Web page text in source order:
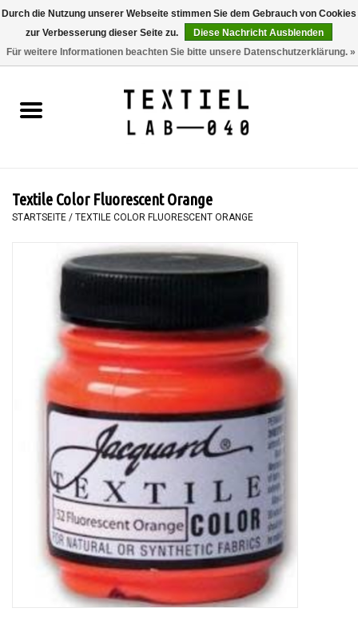
0 Artikel - €0,00
BÜCHER
MALEN
WORKSHOPS
SPECIALS
WERKZEUGE
Textile Color Fluorescent Orange
STARTSEITE / TEXTILE COLOR FLUORESCENT ORANGE
Durch die Nutzung unserer Webseite stimmen Sie dem Gebrauch von Cookies
zur Verbesserung dieser Seite zu.
Diese Nachricht Ausblenden
Für weitere Informationen beachten Sie bitte unsere Datenschutzerklärung. »